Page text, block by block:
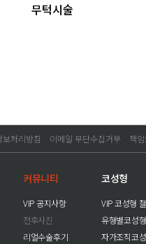
무턱시술
보처리방침 이메일 무단수집거부 책
커뮤니티
VIP 공지사항
전후사진
리얼수술후기
코성형
VIP 코성형
유형별코성형
자가조직코